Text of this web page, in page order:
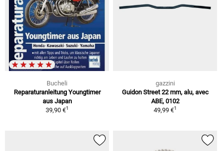
Bucheli
Reparaturanleitung Youngtimer
aus Japan
39,90 €1
gazzini
Guidon Street 22 mm, alu, avec
ABE, 0102
49,99 €1